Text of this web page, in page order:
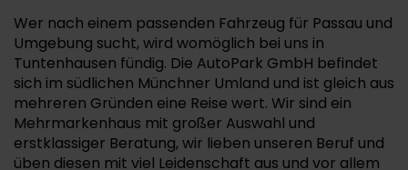
Wer nach einem passenden Fahrzeug für Passau und
Umgebung sucht, wird womöglich bei uns in
Tuntenhausen fündig. Die AutoPark GmbH befindet
sich im südlichen Münchner Umland und ist gleich aus
mehreren Gründen eine Reise wert. Wir sind ein
Mehrmarkenhaus mit großer Auswahl und
erstklassiger Beratung, wir lieben unseren Beruf und
üben diesen mit viel Leidenschaft aus und vor allem